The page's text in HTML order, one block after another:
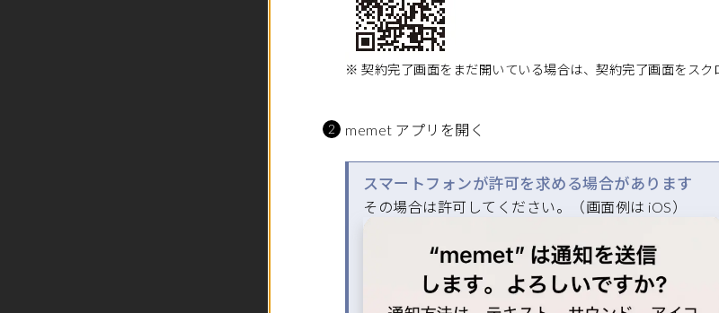
※ 契約完了画面をまだ開いている場合は、契約完了画面をスク
memet アプリを開く
スマートフォンが許可を求める場合があります
その場合は許可してください。（画面例は iOS）